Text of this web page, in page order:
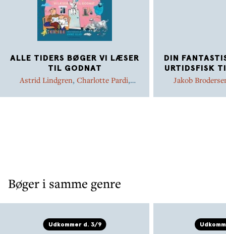
ALLE TIDERS BØGER VI LÆSER
TIL GODNAT
Astrid Lindgren, Charlotte Pardi,
Jakob Martin Strid,Trine Bundsgaard,
DIN
URTIDSFISK
Jakob
Bøger i samme genre
Udkommer d. 3/9